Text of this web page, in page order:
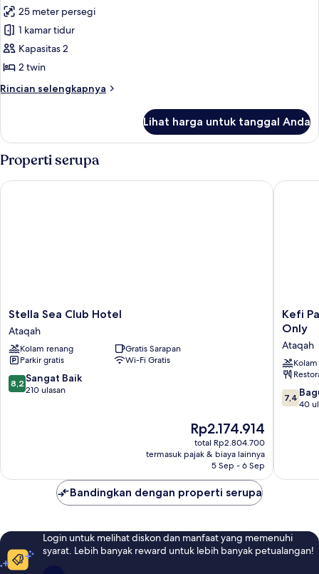
untuk
Kamar
Twin
Deluks,
laut
25 meter persegi
1 kamar tidur
Kapasitas 2
2 twin
Rincian selengkapnya
Rincian
Kamar
Twin
Deluks,
pemandangan
laut
Lihat harga untuk tanggal Anda
Properti serupa
Stella
Sea
Club
Hotel
Ataqah
Stella Sea Club Hotel
Ataqah
Kolam renang
Gratis Sarapan
Parkir gratis
Wi-Fi Gratis
8.2
dari
8,2 Sangat Baik
210 ulasan
Harga
sekarang
Rp2.174.914
Rp2.174.914
total Rp2.804.700
termasuk pajak & biaya lainnya
5 Sep - 6 Sep
Stella Sea Club Hotel
Kefi
Palmera
Beach
Resort
El
Sokhna
-
Family
Kefi
Only
Ataqah
7.4
dari
7,4
40
Kefi
Bandingkan dengan properti serupa
Login untuk melihat diskon dan manfaat yang memenuhi
syarat. Lebih banyak reward untuk lebih banyak petualangan!